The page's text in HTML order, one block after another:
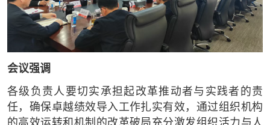
会议强调
各级负责人要切实承担起改革推动者与实践者的责
任，确保卓越绩效导入工作扎实有效，通过组织机构